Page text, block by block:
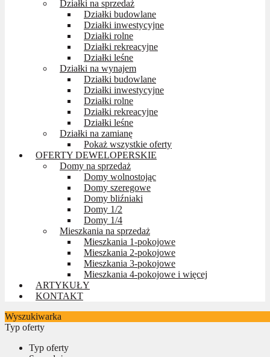
Działki na sprzedaż
Działki budowlane
Działki inwestycyjne
Działki rolne
Działki rekreacyjne
Działki leśne
Działki na wynajem
Działki budowlane
Działki inwestycyjne
Działki rolne
Działki rekreacyjne
Działki leśne
Działki na zamianę
Pokaż wszystkie oferty
OFERTY DEWELOPERSKIE
Domy na sprzedaż
Domy wolnostojąc
Domy szeregowe
Domy bliźniaki
Domy 1/2
Domy 1/4
Mieszkania na sprzedaż
Mieszkania 1-pokojowe
Mieszkania 2-pokojowe
Mieszkania 3-pokojowe
Mieszkania 4-pokojowe i więcej
ARTYKUŁY
KONTAKT
Wyszukiwarka
Typ oferty
Typ oferty